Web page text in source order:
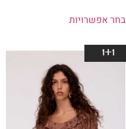
בחר אפשרויות
1+1